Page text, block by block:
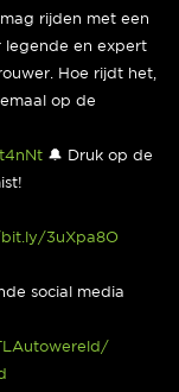
rijden met een
legende en expert
Hoe rijdt het,
op de
🔔 Druk op de
3uXpa8O
social media